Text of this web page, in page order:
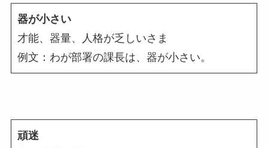
器が小さい
才能、器量、人格が乏しいさま
例文：わが部署の課長は、器が小さい。
頑迷